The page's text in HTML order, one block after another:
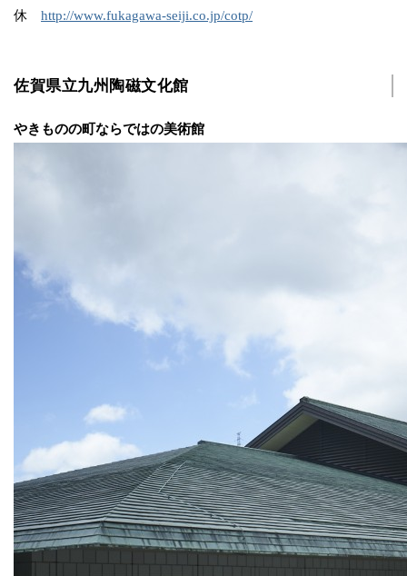
休 http://www.fukagawa-seiji.co.jp/cotp/
佐賀県立九州陶磁文化館
やきものの町ならではの美術館